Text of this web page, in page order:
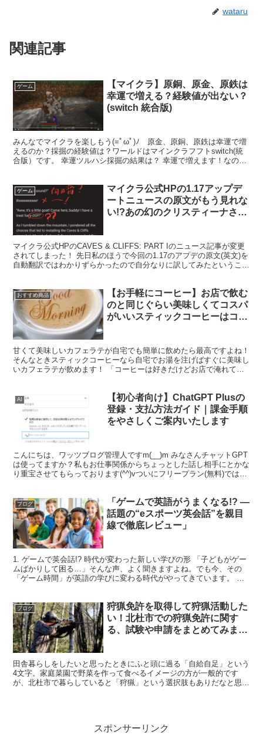
wataru
関連記事
ゲーム
【マイクラ】原銅、原金、原鉄は
幸運で増える？経験値が出ない？
(switch 統合版)
みんなでマイクラを楽しもう(=ﾟωﾟ)ﾉ 原金、原銅、原鉄は幸運で増
えるのか？採掘の経験値は？ワールドはマインクラフフトswitch(統
合版）です。 幸運ツルハシ採掘の結果は？ 幸運で増えます！なので
ゲーム
マイクラ公式HPの1.17アップデ
ートニュースの原文がもう見れな
い!?あの幻のクリスティーナさん
マイクラ公式HPのCAVES & CLIFFS: PART Iのニュース記事が変更
されてしまった！ 先日私のほうで今回の1.17のアプデの原文(英文)を
自動翻訳ではわかりずらかったので自分なりに訳してみたということ
おすすめ商品
【お手軽にコーヒー】お店で飲む
のと同じぐらい美味しくてコスパ
がいいスティックコーヒーはコ
甘くて美味しいカフェラテが自宅でも簡単に飲めたら最高ですよね！
そんなときスティックコーヒーなら自宅でお湯を注げばすぐに美味し
いカフェラテが飲めます！ 「コーヒーは好きだけどお店で淹れても
AI
【初心者向け】ChatGPT Plusの
登録・支払方法ガイド｜課金手順
をやさしくご案内いたします
こんにちは、ワッツブログ管理人ですm(__)m みなさんチャットGPT
は使ってますか？私もお仕事関係からちょっとした話し相手にとかな
り重宝させてもらっております(^^)vついにフリープラン(無料)では物
ブログ
「ゲームで英語がうまくなる!? ―
話題の“eスポーツ英会話”を親目
線で徹底レビュー」
1. ゲームで英会話!? 時代が変わった新しい学びの形 「子どもがゲー
ムばかりして困る…」そんな声、よく聞きますよね。でも今、その
「ゲーム時間」が英語の学びに変わる時代がやってきています。 そ
ブログ
狩猟免許を取得して狩猟活動した
い！北杜市での狩猟免許に関す
る、試験や申請をまとめてみまし
田舎暮らしをしたいと思ったときにふと頭に過る「自給自足」という
4文字。家庭菜園で野菜を作って食べるイメージの方が一般的です
が、北杜市で暮らしていると「狩猟」という選択肢もありだなと思え
スポンサーリンク